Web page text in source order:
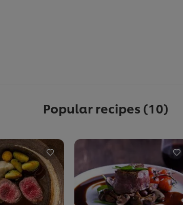
Popular recipes (10)